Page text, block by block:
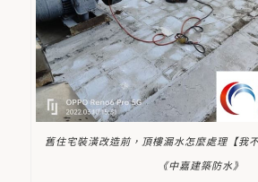
舊住宅裝潢改造前，頂樓漏水怎麼處理【我
《中嘉建築防水》